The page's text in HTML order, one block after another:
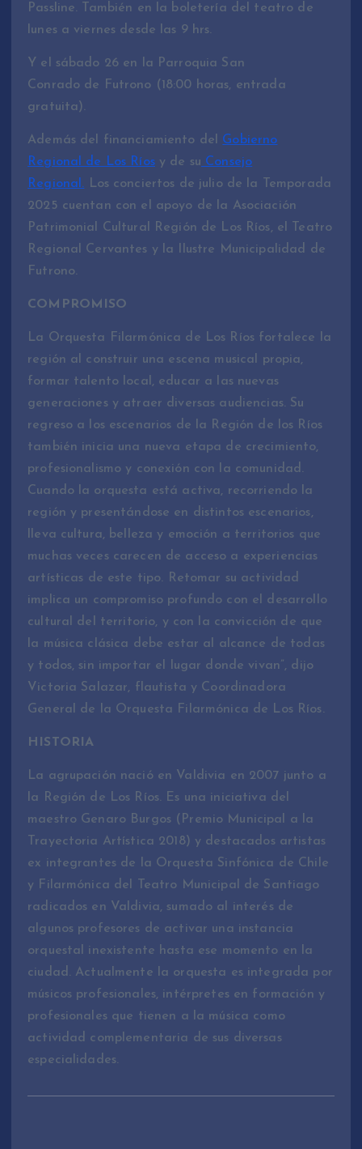
Passline. También en la boletería del teatro de
lunes a viernes desde las 9 hrs.
Y el sábado 26 en la Parroquia San
Conrado de Futrono (18:00 horas, entrada
gratuita).
Además del financiamiento del Gobierno
Regional de Los Ríosy de su Consejo
Regional. Los conciertos de julio de la Temporada
2025 cuentan con el apoyo de la Asociación
Patrimonial Cultural Región de Los Ríos, el Teatro
Regional Cervantes y la Ilustre Municipalidad de
Futrono.
COMPROMISO
La Orquesta Filarmónica de Los Ríos fortalece la
región al construir una escena musical propia,
formar talento local, educar a las nuevas
generaciones y atraer diversas audiencias. Su
regreso a los escenarios de la Región de los Ríos
también inicia una nueva etapa de crecimiento,
profesionalismo y conexión con la comunidad.
Cuando la orquesta está activa, recorriendo la
región y presentándose en distintos escenarios,
lleva cultura, belleza y emoción a territorios que
muchas veces carecen de acceso a experiencias
artísticas de este tipo. Retomar su actividad
implica un compromiso profundo con el desarrollo
cultural del territorio, y con la convicción de que
la música clásica debe estar al alcance de todas
y todos, sin importar el lugar donde vivan”, dijo
Victoria Salazar, flautista y Coordinadora
General de la Orquesta Filarmónica de Los Ríos.
HISTORIA
La agrupación nació en Valdivia en 2007 junto a
la Región de Los Ríos. Es una iniciativa del
maestro Genaro Burgos (Premio Municipal a la
Trayectoria Artística 2018) y destacados artistas
ex integrantes de la Orquesta Sinfónica de Chile
y Filarmónica del Teatro Municipal de Santiago
radicados en Valdivia, sumado al interés de
algunos profesores de activar una instancia
orquestal inexistente hasta ese momento en la
ciudad. Actualmente la orquesta es integrada por
músicos profesionales, intérpretes en formación y
profesionales que tienen a la música como
actividad complementaria de sus diversas
especialidades.